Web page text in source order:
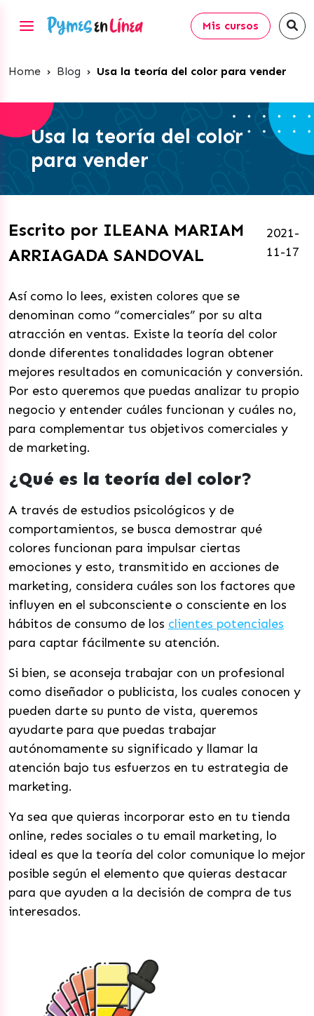
Mis cursos
Home › Blog › Usa la teoría del color para vender
Usa la teoría del color
para vender
Escrito por ILEANA MARIAM
ARRIAGADA SANDOVAL
2021-
11-17
Así como lo lees, existen colores que se
denominan como “comerciales” por su alta
atracción en ventas. Existe la teoría del color
donde diferentes tonalidades logran obtener
mejores resultados en comunicación y conversión.
Por esto queremos que puedas analizar tu propio
negocio y entender cuáles funcionan y cuáles no,
para complementar tus objetivos comerciales y
de marketing.
¿Qué es la teoría del color?
A través de estudios psicológicos y de
comportamientos, se busca demostrar qué
colores funcionan para impulsar ciertas
emociones y esto, transmitido en acciones de
marketing, considera cuáles son los factores que
influyen en el subconsciente o consciente en los
hábitos de consumo de los clientes potenciales
para captar fácilmente su atención.
Si bien, se aconseja trabajar con un profesional
como diseñador o publicista, los cuales conocen y
pueden darte su punto de vista, queremos
ayudarte para que puedas trabajar
autónomamente su significado y llamar la
atención bajo tus esfuerzos en tu estrategia de
marketing.
Ya sea que quieras incorporar esto en tu tienda
online, redes sociales o tu email marketing, lo
ideal es que la teoría del color comunique lo mejor
posible según el elemento que quieras destacar
para que ayuden a la decisión de compra de tus
interesados.